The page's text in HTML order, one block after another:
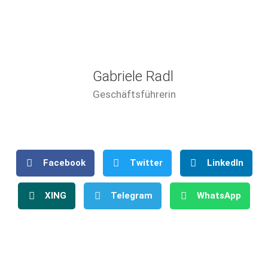
Gabriele Radl
Geschäftsführerin
Facebook Twitter LinkedIn
XING Telegram WhatsApp